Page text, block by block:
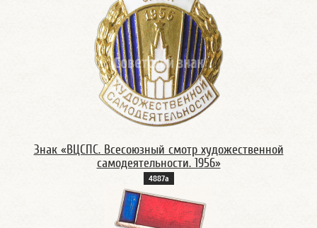
Знак «ВЦСПС. Всесоюзный смотр художественной
самодеятельности. 1956»
4887а